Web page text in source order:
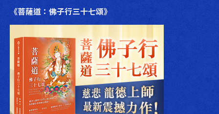
《菩薩道：佛子行三十七頌》